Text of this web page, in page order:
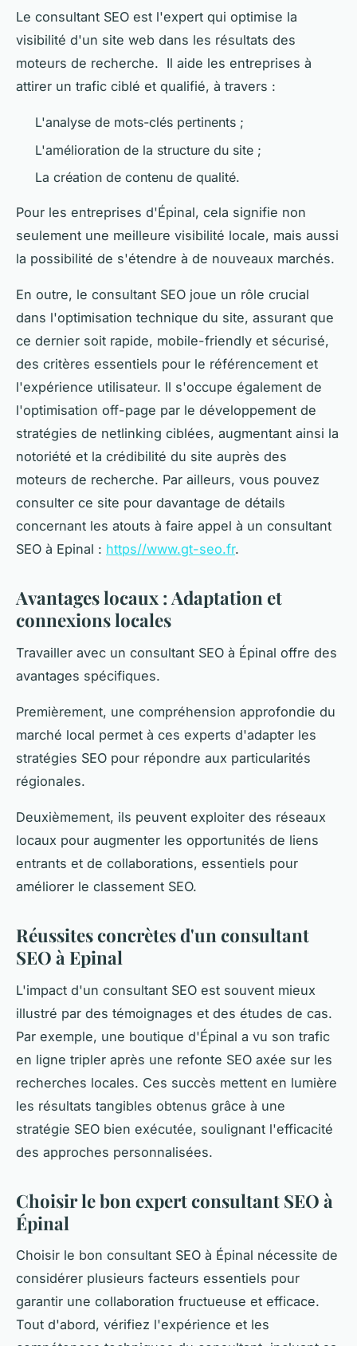
Le consultant SEO est l'expert qui optimise la
visibilité d'un site web dans les résultats des
moteurs de recherche. Il aide les entreprises à
attirer un trafic ciblé et qualifié, à travers :
L'analyse de mots-clés pertinents ;
L'amélioration de la structure du site ;
La création de contenu de qualité.
Pour les entreprises d'Épinal, cela signifie non
seulement une meilleure visibilité locale, mais aussi
la possibilité de s'étendre à de nouveaux marchés.
En outre, le consultant SEO joue un rôle crucial
dans l'optimisation technique du site, assurant que
ce dernier soit rapide, mobile-friendly et sécurisé,
des critères essentiels pour le référencement et
l'expérience utilisateur. Il s'occupe également de
l'optimisation off-page par le développement de
stratégies de netlinking ciblées, augmentant ainsi la
notoriété et la crédibilité du site auprès des
moteurs de recherche. Par ailleurs, vous pouvez
consulter ce site pour davantage de détails
concernant les atouts à faire appel à un consultant
SEO à Epinal : https//www.gt-seo.fr.
Avantages locaux : Adaptation et
connexions locales
Travailler avec un consultant SEO à Épinal offre des
avantages spécifiques.
Premièrement, une compréhension approfondie du
marché local permet à ces experts d'adapter les
stratégies SEO pour répondre aux particularités
régionales.
Deuxièmement, ils peuvent exploiter des réseaux
locaux pour augmenter les opportunités de liens
entrants et de collaborations, essentiels pour
améliorer le classement SEO.
Réussites concrètes d'un consultant
SEO à Epinal
L'impact d'un consultant SEO est souvent mieux
illustré par des témoignages et des études de cas.
Par exemple, une boutique d'Épinal a vu son trafic
en ligne tripler après une refonte SEO axée sur les
recherches locales. Ces succès mettent en lumière
les résultats tangibles obtenus grâce à une
stratégie SEO bien exécutée, soulignant l'efficacité
des approches personnalisées.
Choisir le bon expert consultant SEO à
Épinal
Choisir le bon consultant SEO à Épinal nécessite de
considérer plusieurs facteurs essentiels pour
garantir une collaboration fructueuse et efficace.
Tout d'abord, vérifiez l'expérience et les